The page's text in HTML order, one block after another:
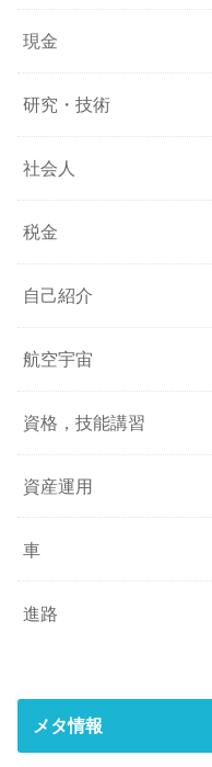
現金
研究・技術
社会人
税金
自己紹介
航空宇宙
資格，技能講習
資産運用
車
進路
メタ情報